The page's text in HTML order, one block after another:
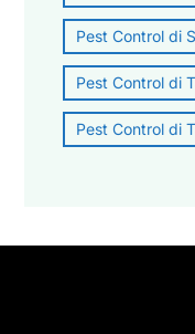
Pest Control di
Pest Control di
Pest Control di